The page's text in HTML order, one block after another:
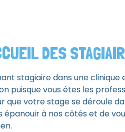
DES
stagiaire dans une
puisque vous êtes les
votre stage se déroule
épanouir à nos côtés et de